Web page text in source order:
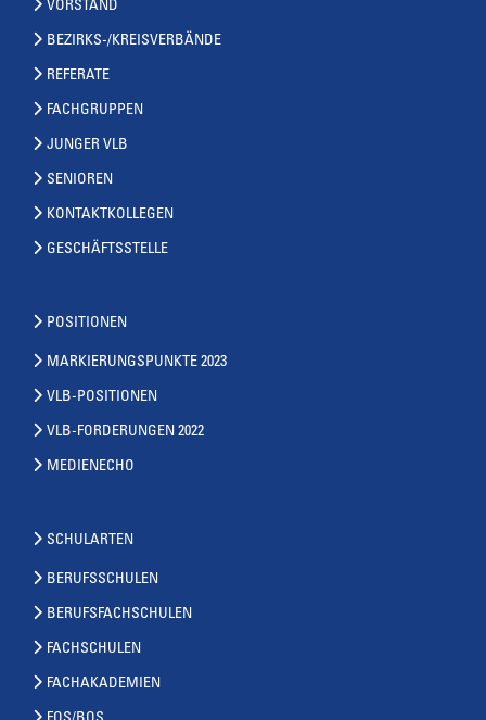
VORSTAND
BEZIRKS-/KREISVERBÄNDE
REFERATE
FACHGRUPPEN
JUNGER VLB
SENIOREN
KONTAKTKOLLEGEN
GESCHÄFTSSTELLE
POSITIONEN
MARKIERUNGSPUNKTE 2023
VLB-POSITIONEN
VLB-FORDERUNGEN 2022
MEDIENECHO
SCHULARTEN
BERUFSSCHULEN
BERUFSFACHSCHULEN
FACHSCHULEN
FACHAKADEMIEN